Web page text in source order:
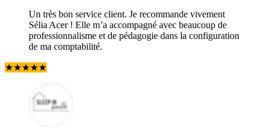
Un très bon service client. Je recommande vivement
Sélia Acer ! Elle m’a accompagné avec beaucoup de
professionnalisme et de pédagogie dans la configuration
de ma comptabilité.
★★★★★